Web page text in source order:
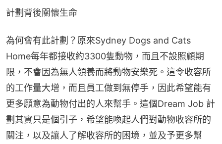
計劃背後關懷生命
為何會有此計劃？原來Sydney Dogs and Cats
Home每年都接收約3300隻動物，而且不設照顧期
限，不會因為無人領養而將動物安樂死。這令收容所
的工作量大增，而且員工做到無停手，因此希望能有
更多願意為動物付出的人來幫手。這個Dream Job 計
劃其實只是個引子，希望能喚起人們對動物收容所的
關注，以及讓人了解收容所的困境，並及予更多幫